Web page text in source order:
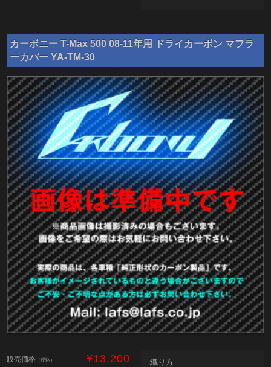
カーボニー T-Max 500 08-11年用 ドライカーボン マフラ
ーカバー YA-TM-30
販売価格 （税込） ¥13,200 織り方